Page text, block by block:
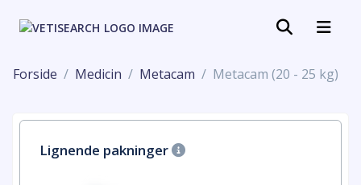
Forside Medicin Metacam Metacam (20 - 25 kg)
Lignende pakninger